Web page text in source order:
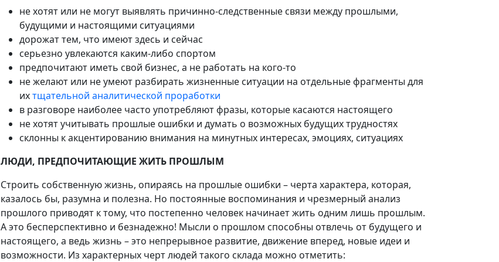
не хотят или не могут выявлять причинно-следственные связи между прошлыми,
будущими и настоящими ситуациями
дорожат тем, что имеют здесь и сейчас
серьезно увлекаются каким-либо спортом
предпочитают иметь свой бизнес, а не работать на кого-то
не желают или не умеют разбирать жизненные ситуации на отдельные фрагменты для
ихтщательной аналитической проработки
в разговоре наиболее часто употребляют фразы, которые касаются настоящего
не хотят учитывать прошлые ошибки и думать о возможных будущих трудностях
склонны к акцентированию внимания на минутных интересах, эмоциях, ситуациях
ЛЮДИ, ПРЕДПОЧИТАЮЩИЕ ЖИТЬ ПРОШЛЫМ
Строить собственную жизнь, опираясь на прошлые ошибки – черта характера, которая,
казалось бы, разумна и полезна. Но постоянные воспоминания и чрезмерный анализ
прошлого приводят к тому, что постепенно человек начинает жить одним лишь прошлым.
А это бесперспективно и безнадежно! Мысли о прошлом способны отвлечь от будущего и
настоящего, а ведь жизнь – это непрерывное развитие, движение вперед, новые идеи и
возможности. Из характерных черт людей такого склада можно отметить: